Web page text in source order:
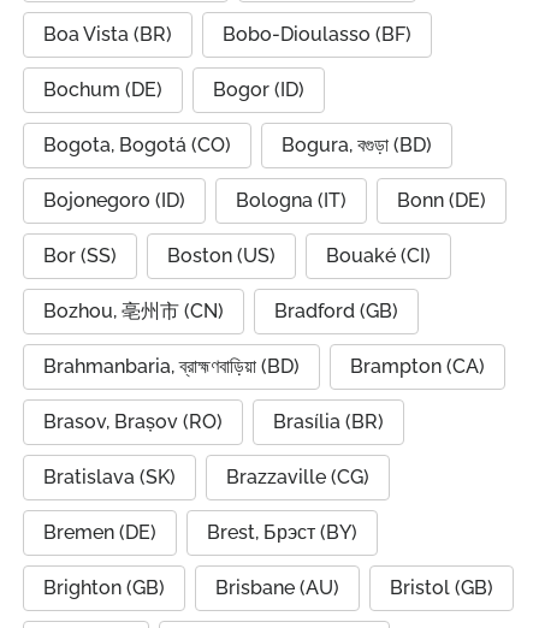
Boa Vista (BR) Bobo-Dioulasso (BF)
Bochum (DE) Bogor (ID)
Bogota, Bogotá (CO) Bogura, বগুড়া (BD)
Bojonegoro (ID) Bologna (IT) Bonn (DE)
Bor (SS) Boston (US) Bouaké (CI)
Bozhou, 亳州市 (CN) Bradford (GB)
Brahmanbaria, ব্রাহ্মণবাড়িয়া (BD) Brampton (CA)
Brasov, Brașov (RO) Brasília (BR)
Bratislava (SK) Brazzaville (CG)
Bremen (DE) Brest, Брэст (BY)
Brighton (GB) Brisbane (AU) Bristol (GB)